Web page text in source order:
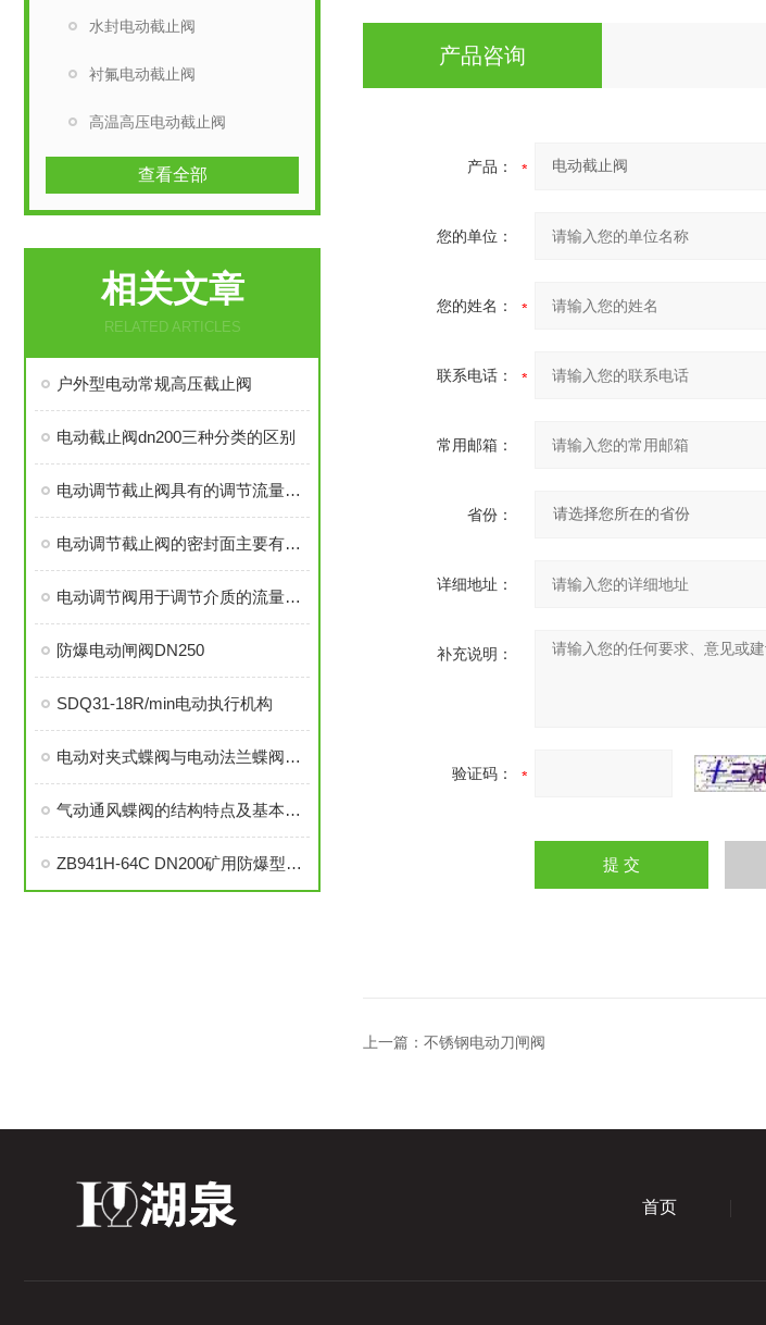
水封电动截止阀
衬氟电动截止阀
高温高压电动截止阀
查看全部
相关文章
RELATED ARTICLES
户外型电动常规高压截止阀
电动截止阀dn200三种分类的区别
电动调节截止阀具有的调节流量的作用
电动调节截止阀的密封面主要有平面和锥面两种
电动调节阀用于调节介质的流量、压力和液位
防爆电动闸阀DN250
SDQ31-18R/min电动执行机构
电动对夹式蝶阀与电动法兰蝶阀的选用
气动通风蝶阀的结构特点及基本原理
ZB941H-64C DN200矿用防爆型一体式电动闸阀
产品咨询
产品：
您的单位：
您的姓名：
联系电话：
常用邮箱：
省份：
详细地址：
补充说明：
验证码：
上一篇： 不锈钢电动刀闸阀
首页